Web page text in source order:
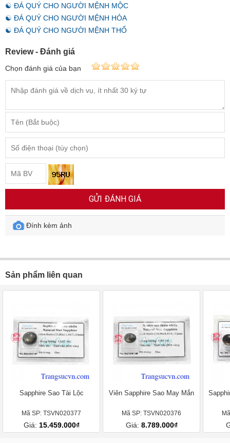
☯ ĐÁ QUÝ CHO NGƯỜI MỆNH MỘC
☯ ĐÁ QUÝ CHO NGƯỜI MỆNH HỎA
☯ ĐÁ QUÝ CHO NGƯỜI MỆNH THỔ
Review - Đánh giá
Chọn đánh giá của bạn
GỬI ĐÁNH GIÁ
Đính kèm ảnh
Sản phẩm liên quan
Sapphire Sao Tài Lộc
Mã SP: TSVN020377
Giá: 15.459.000₫
Viên Sapphire Sao May Mắn
Mã SP: TSVN020376
Giá: 8.789.000₫